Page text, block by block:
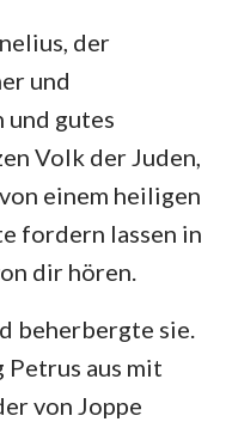
der
und
gutes
Volk der Juden,
einem heiligen
fordern lassen in
dir hören.
beherbergte sie.
Petrus aus mit
von Joppe